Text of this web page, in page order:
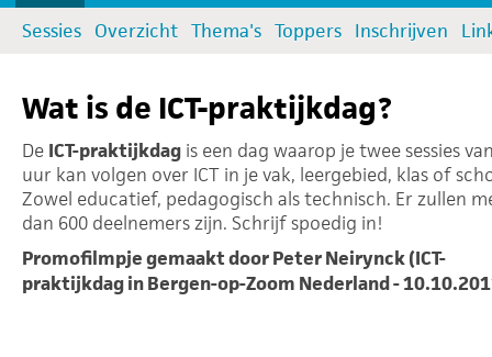
Sessies Overzicht Thema's Toppers Inschrijven
Wat is de ICT-praktijkdag?
De ICT-praktijkdag is een dag waarop je twee sessies
uur kan volgen over ICT in je vak, leergebied, klas of
Zowel educatief, pedagogisch als technisch. Er zullen
dan 600 deelnemers zijn. Schrijf spoedig in!
Promofilmpje gemaakt door Peter Neirynck (ICT-
praktijkdag in Bergen-op-Zoom Nederland -